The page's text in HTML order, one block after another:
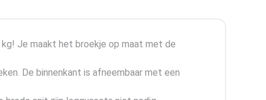
Je maakt het broekje op maat met de
De binnenkant is afneembaar met een